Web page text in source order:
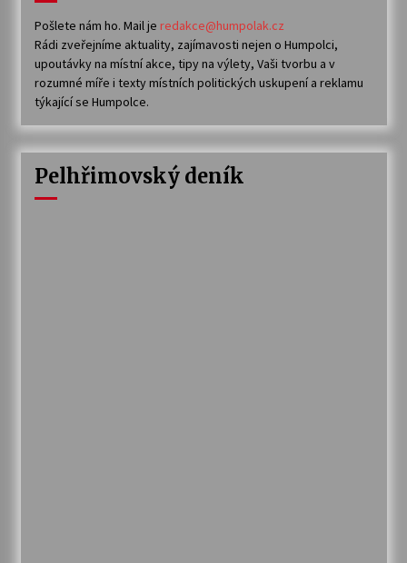
Pošlete nám ho. Mail je redakce@humpolak.cz
Rádi zveřejníme aktuality, zajímavosti nejen o Humpolci,
upoutávky na místní akce, tipy na výlety, Vaši tvorbu a v
rozumné míře i texty místních politických uskupení a reklamu
týkající se Humpolce.
Pelhřimovský deník